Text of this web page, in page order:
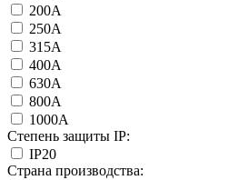
200А
250А
315А
400А
630А
800А
1000А
Степень защиты IP:
IP20
Страна производства: